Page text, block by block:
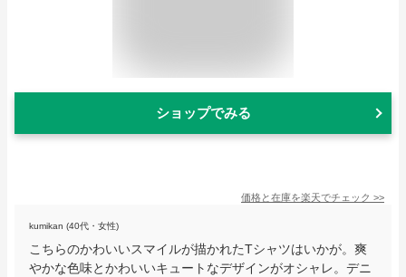
ショップでみる
価格と在庫を楽天でチェック >>
kumikan (40代・女性)
こちらのかわいいスマイルが描かれたTシャツはいかが。爽
やかな色味とかわいいキュートなデザインがオシャレ。デニ